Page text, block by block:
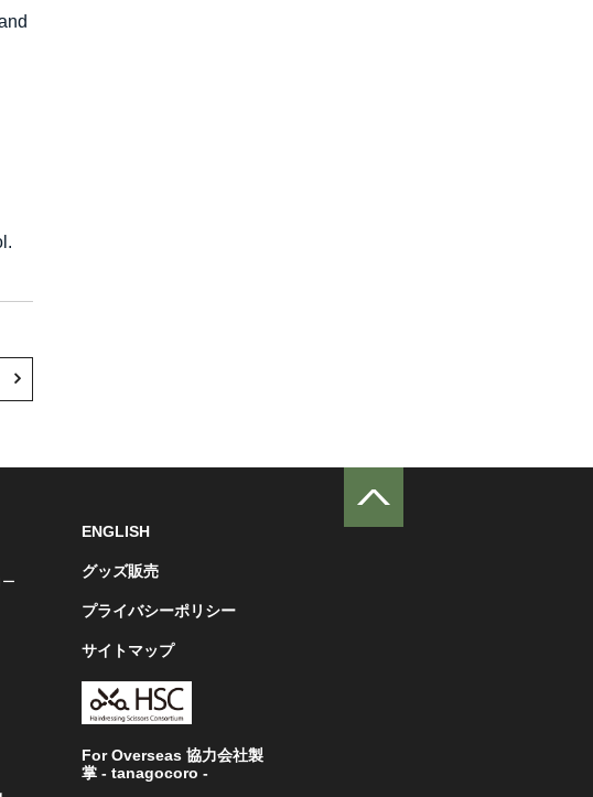
ENGLISH
グッズ販売
プライバシーポリシー
サイトマップ
For Overseas 協力会社製
掌 - tanagocoro -